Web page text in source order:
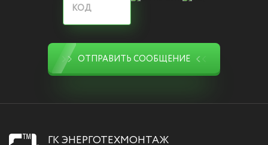
ОТПРАВИТЬ СООБЩЕНИЕ
ГК ЭНЕРГОТЕХМОНТАЖ